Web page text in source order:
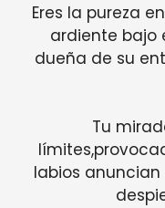
Eres la pureza
ardiente bajo
dueña de su
Tu
labios